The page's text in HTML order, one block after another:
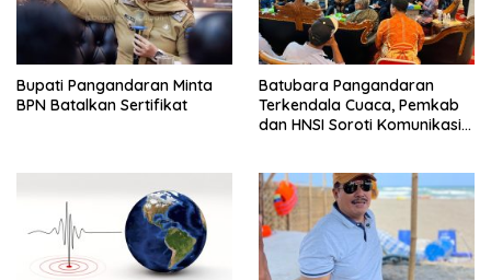
Bupati Pangandaran Minta
BPN Batalkan Sertifikat
Batubara Pangandaran
Terkendala Cuaca, Pemkab
dan HNSI Soroti Komunikasi